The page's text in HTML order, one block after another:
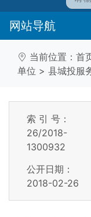
网站导航
当前位置： 首
单位 > 县城投服
索 引 号：
26/2018-
1300932
公开日期：
2018-02-26